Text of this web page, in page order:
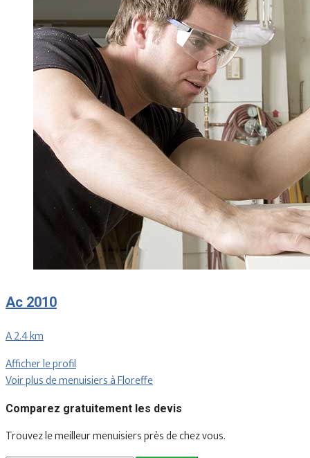
Ac 2010
A 2.4 km
Afficher le profil
Voir plus de menuisiers à Floreffe
Comparez gratuitement les devis
Trouvez le meilleur menuisiers près de chez vous.